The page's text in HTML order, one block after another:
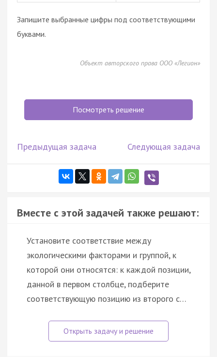
Запишите выбранные цифры под соответствующими
буквами.
Объект авторского права ООО «Легион»
Посмотреть решение
Предыдущая задача Следующая задача
Вместе с этой задачей также решают:
Установите соответствие между
экологическими факторами и группой, к
которой они относятся: к каждой позиции,
данной в первом столбце, подберите
соответствующую позицию из второго с…